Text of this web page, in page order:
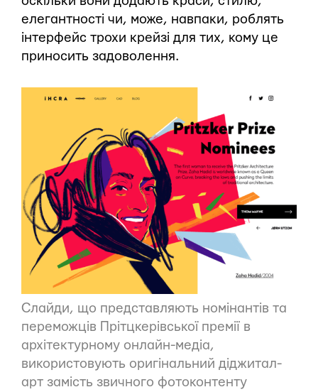
елегантності чи, може, навпаки, роблять
інтерфейс трохи крейзі для тих, кому це
приносить задоволення.
Слайди, що представляють номінантів та
переможців Прітцкерівської премії в
архітектурному онлайн-медіа,
використовують оригінальний діджитал-
арт замість звичного фотоконтенту